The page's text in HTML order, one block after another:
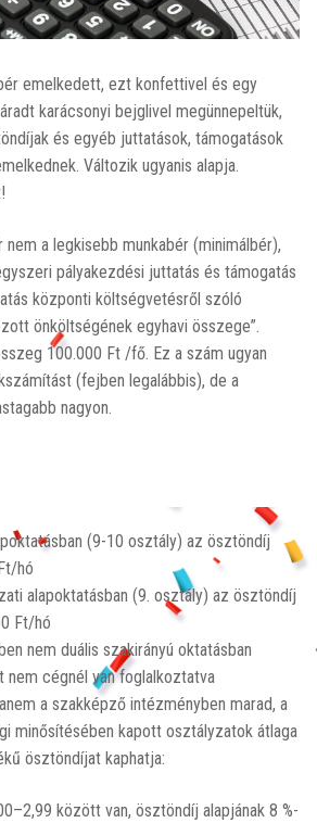
emelkedett, ezt konfettivel és egy
karácsonyi bejglivel megünnepeltük,
és egyéb juttatások, támogatások
Változik ugyanis alapja.
a legkisebb munkabér (minimálbér),
pályakezdési juttatás és támogatás
központi költségvetésről szóló
önköltségének egyhavi összege”.
100.000 Ft /fő. Ez a szám ugyan
(fejben legalábbis), de a
nagyon.
(9-10 osztály) az ösztöndíj
hó
alapoktatásban (9. osztály) az ösztöndíj
Ft/hó
nem duális szakirányú oktatásban
nem cégnél van foglalkoztatva
a szakképző intézményben marad, a
minősítésében kapott osztályzatok átlaga
ösztöndíjat kaphatja:
között van, ösztöndíj alapjának 8 %-